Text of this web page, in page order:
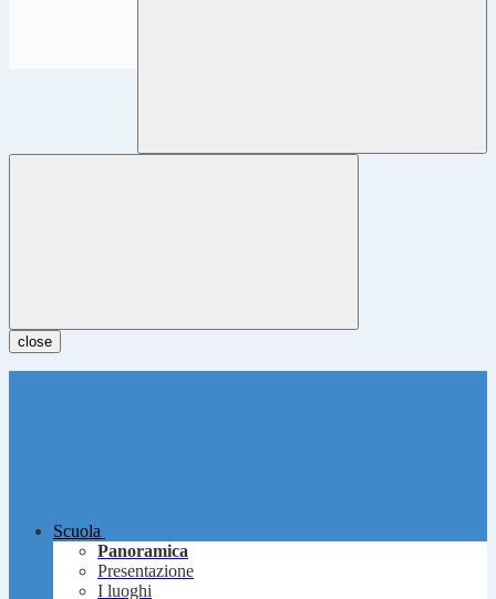
close
Scuola
Panoramica
Presentazione
I luoghi